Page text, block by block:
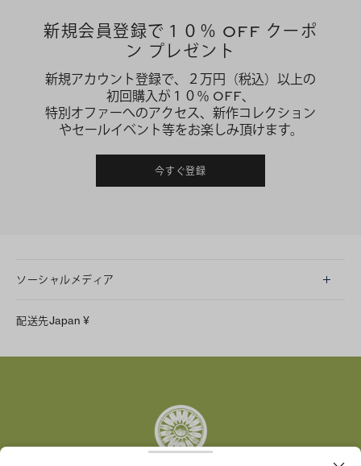
新規会員登録で１０％ OFF クーポ
ン プレゼント
新規アカウント登録で、２万円（税込）以上の
初回購入が１０％ OFF、
特別オファーへのアクセス、新作コレクション
やセールイベント等をお楽しみ頂けます。
今すぐ登録
ソーシャルメディア
Facebook
配送先Japan ¥